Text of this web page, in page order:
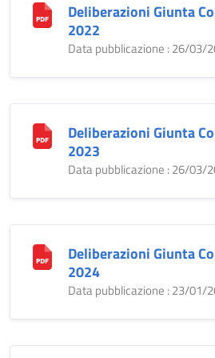
Deliberazioni Giunta
2022
Data pubblicazione : 26/03/
Deliberazioni Giunta
2023
Data pubblicazione : 26/03/
Deliberazioni Giunta
2024
Data pubblicazione : 23/01/